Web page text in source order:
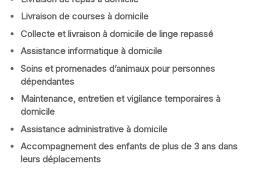
Livraison de courses à domicile
Collecte et livraison à domicile de linge repassé
Assistance informatique à domicile
Soins et promenades d’animaux pour personnes
dépendantes
Maintenance, entretien et vigilance temporaires à
domicile
Assistance administrative à domicile
Accompagnement des enfants de plus de 3 ans dans
leurs déplacements